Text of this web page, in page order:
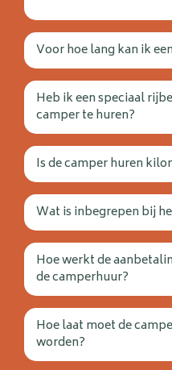
Voor hoe lang kan ik
Heb ik een speciaal
camper te huren?
Is de camper huren
Wat is inbegrepen bij
Hoe werkt de
de camperhuur?
Hoe laat moet de
worden?